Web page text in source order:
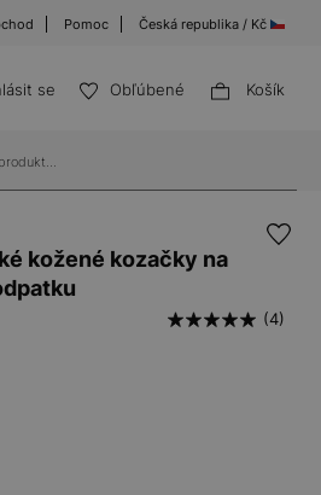
Pomoc Česká republika / Kč
se Obľúbené Košík
kožené kozačky na
(4)